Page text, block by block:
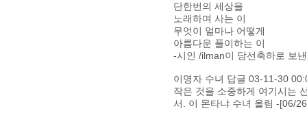
단한번의 세상을
노래하며 사는 이
무엇이 얼마나 어떻게
아름다운 풀이하는 이
-시인 /ilman이 당선축하로 보
이명자 수녀 답글 03-11-30
작은 것을 소중하게 여기시는
서. 이 몬타냐 수녀 올림 -[06/